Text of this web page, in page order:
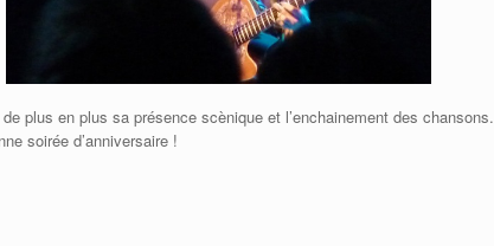
plus en plus sa présence scènique et l’enchainement des chansons.
soirée d’anniversaire !